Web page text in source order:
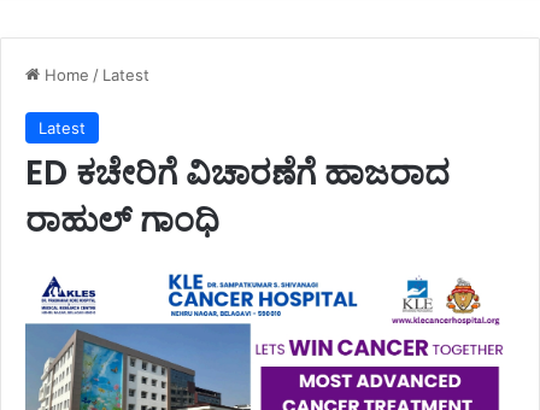
Home / Latest
Latest
ED ಕಚೇರಿಗೆ ವಿಚಾರಣೆಗೆ ಹಾಜರಾದ
ರಾಹುಲ್ ಗಾಂಧಿ